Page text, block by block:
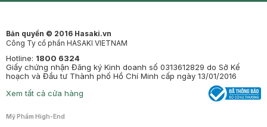
Bản quyền © 2016 Hasaki.vn
Công Ty cổ phần HASAKI VIETNAM
Hotline: 1800 6324
Giấy chứng nhận Đăng ký Kinh doanh số 0313612829 do Sở Kế
hoạch và Đầu tư Thành phố Hồ Chí Minh cấp ngày 13/01/2016
Xem tất cả cửa hàng
Mỹ Phẩm High-End